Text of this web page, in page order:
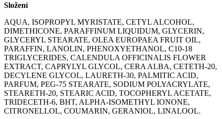
Složení
AQUA, ISOPROPYL MYRISTATE, CETYL ALCOHOL,
DIMETHICONE, PARAFFINUM LIQUIDUM, GLYCERIN,
GLYCERYL STEARATE, OLEA EUROPAEA FRUIT OIL,
PARAFFIN, LANOLIN, PHENOXYETHANOL, C10-18
TRIGLYCERIDES, CALENDULA OFFICINALIS FLOWER
EXTRACT, CAPRYLYL GLYCOL, CERA ALBA, CETETH-20,
DECYLENE GLYCOL, LAURETH-30, PALMITIC ACID,
PARFUM, PEG-75 STEARATE, SODIUM POLYACRYLATE,
STEARETH-20, STEARIC ACID, TOCOPHERYL ACETATE,
TRIDECETH-6, BHT, ALPHA-ISOMETHYL IONONE,
CITRONELLOL, COUMARIN, GERANIOL, LINALOOL.